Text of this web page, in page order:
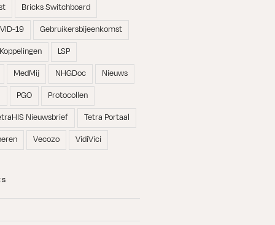
Bricks Switchboard
19
Gebruikersbijeenkomst
LSP
MedMij
NHGDoc
Nieuws
PGO
Protocollen
Nieuwsbrief
Tetra Portaal
Vecozo VidiVici